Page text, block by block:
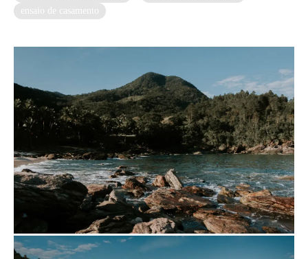
ensaio de casamento